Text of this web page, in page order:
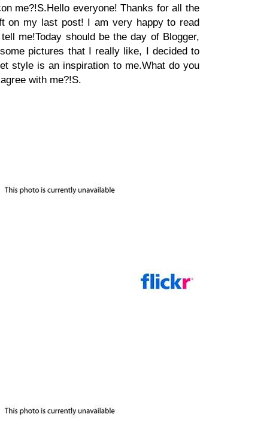
me?!S.Hello everyone!Thanks for all the
on my last post! I am very happy to read
me!Today should be the day of Blogger,
pictures that I really like, I decided to
style is an inspiration to me.What do you
with me?!S.